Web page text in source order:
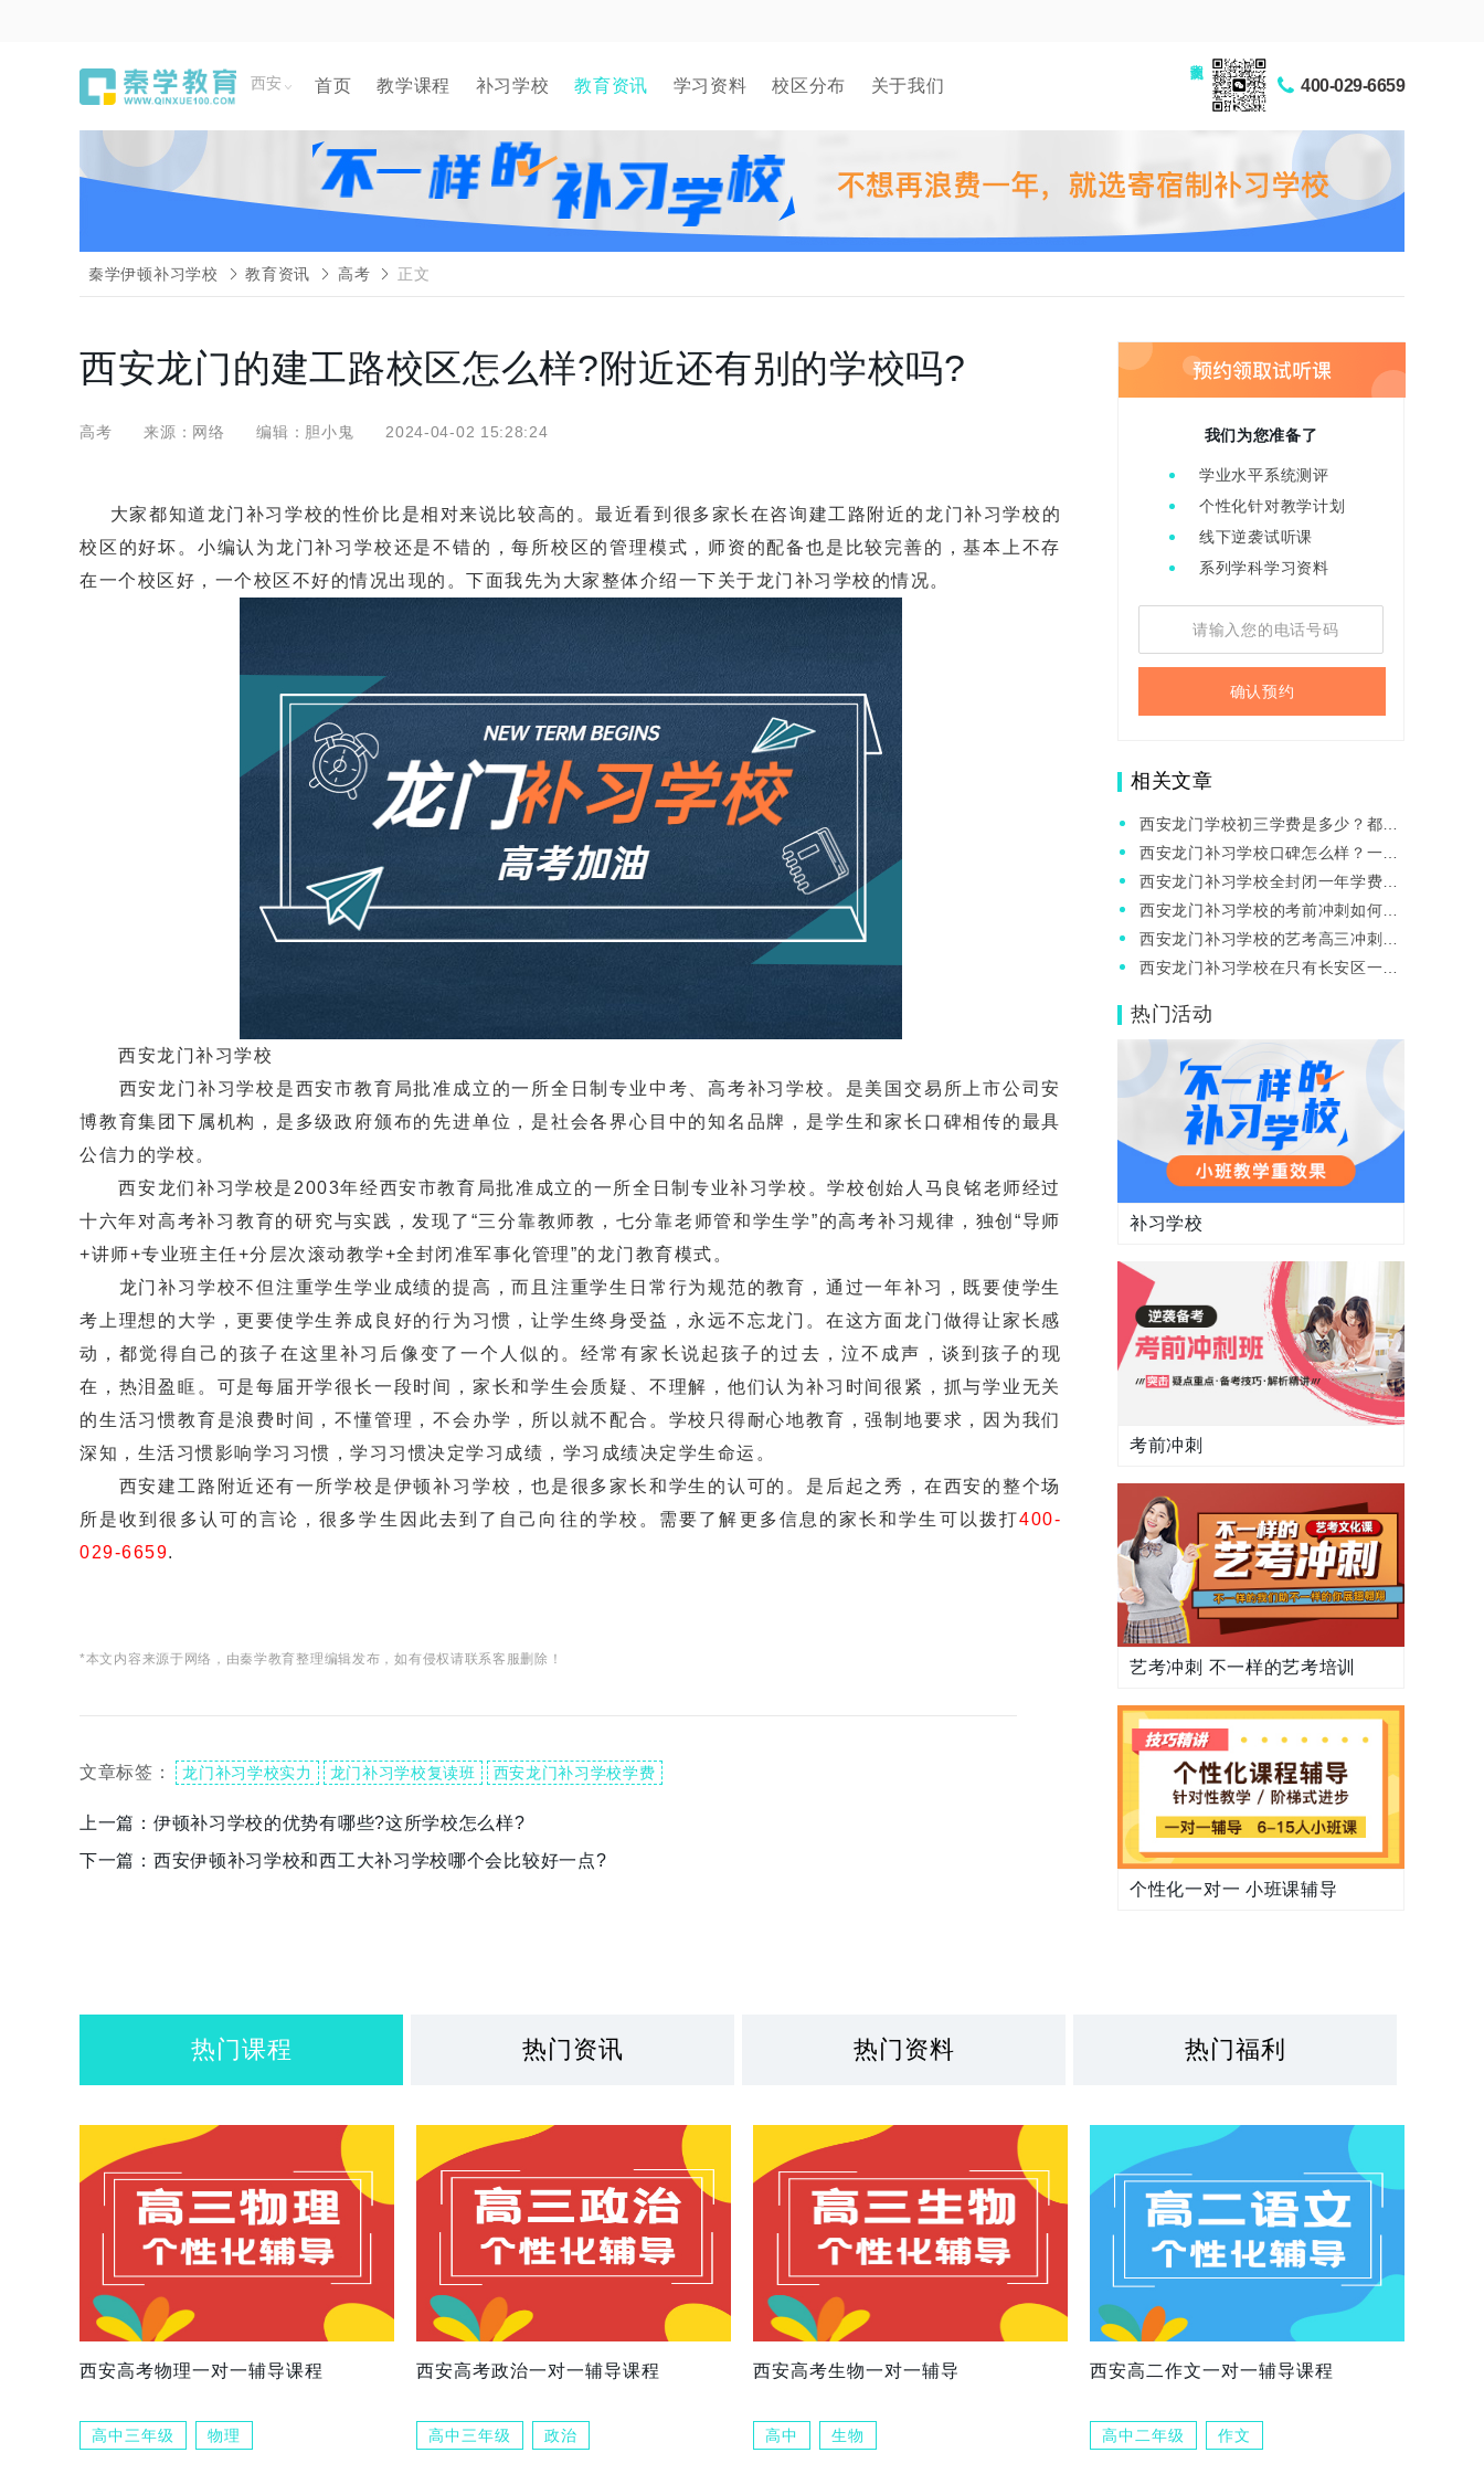
西安 首页 教学课程 补习学校 教育资讯 学习资料 校区分布 关于我们 400-029-6659
秦学伊顿补习学校 教育资讯 高考 正文
西安龙门的建工路校区怎么样?附近还有别的学校吗?
高考 来源：网络 编辑：胆小鬼 2024-04-02 15:28:24
大家都知道龙门补习学校的性价比是相对来说比较高的。最近看到很多家长在咨询建工路附近的龙门补习学校的
校区的好坏。小编认为龙门补习学校还是不错的，每所校区的管理模式，师资的配备也是比较完善的，基本上不存
在一个校区好，一个校区不好的情况出现的。下面我先为大家整体介绍一下关于龙门补习学校的情况。
西安龙门补习学校
西安龙门补习学校是西安市教育局批准成立的一所全日制专业中考、高考补习学校。是美国交易所上市公司安
博教育集团下属机构，是多级政府颁布的先进单位，是社会各界心目中的知名品牌，是学生和家长口碑相传的最具
公信力的学校。
西安龙们补习学校是2003年经西安市教育局批准成立的一所全日制专业补习学校。学校创始人马良铭老师经过
十六年对高考补习教育的研究与实践，发现了“三分靠教师教，七分靠老师管和学生学”的高考补习规律，独创“导师
+讲师+专业班主任+分层次滚动教学+全封闭准军事化管理”的龙门教育模式。
龙门补习学校不但注重学生学业成绩的提高，而且注重学生日常行为规范的教育，通过一年补习，既要使学生
考上理想的大学，更要使学生养成良好的行为习惯，让学生终身受益，永远不忘龙门。在这方面龙门做得让家长感
动，都觉得自己的孩子在这里补习后像变了一个人似的。经常有家长说起孩子的过去，泣不成声，谈到孩子的现
在，热泪盈眶。可是每届开学很长一段时间，家长和学生会质疑、不理解，他们认为补习时间很紧，抓与学业无关
的生活习惯教育是浪费时间，不懂管理，不会办学，所以就不配合。学校只得耐心地教育，强制地要求，因为我们
深知，生活习惯影响学习习惯，学习习惯决定学习成绩，学习成绩决定学生命运。
西安建工路附近还有一所学校是伊顿补习学校，也是很多家长和学生的认可的。是后起之秀，在西安的整个场
所是收到很多认可的言论，很多学生因此去到了自己向往的学校。需要了解更多信息的家长和学生可以拨打400-
029-6659.
*本文内容来源于网络，由秦学教育整理编辑发布，如有侵权请联系客服删除！
文章标签： 龙门补习学校实力 龙门补习学校复读班 西安龙门补习学校学费
上一篇： 伊顿补习学校的优势有哪些?这所学校怎么样?
下一篇： 西安伊顿补习学校和西工大补习学校哪个会比较好一点?
我们为您准备了
学业水平系统测评
个性化针对教学计划
线下逆袭试听课
系列学科学习资料
确认预约
相关文章
西安龙门学校初三学费是多少？都有
啥班型？
西安龙门补习学校口碑怎么样？一对
一补习有人去过吗？
西安龙门补习学校全封闭一年学费贵
不贵？
西安龙门补习学校的考前冲刺如何安
排的?收费如何?
西安龙门补习学校的艺考高三冲刺的
班咋样?推荐吗?
西安龙门补习学校在只有长安区一个
热门活动
补习学校
考前冲刺
艺考冲刺 不一样的艺考培训
个性化一对一 小班课辅导
热门课程 热门资讯 热门资料 热门福利
西安高考物理一对一辅导课程
高中三年级 物理
西安高考政治一对一辅导课程
高中三年级 政治
西安高考生物一对一辅导
高中 生物
西安高二作文一对一辅导课程
高中二年级 作文